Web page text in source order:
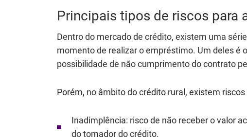
Principais tipos de riscos para
Dentro do mercado de crédito, existem uma
momento de realizar o empréstimo. Um deles é
possibilidade de não cumprimento do contrato
Porém, no âmbito do crédito rural, existem
Inadimplência: risco de não receber o valor
do tomador do crédito.